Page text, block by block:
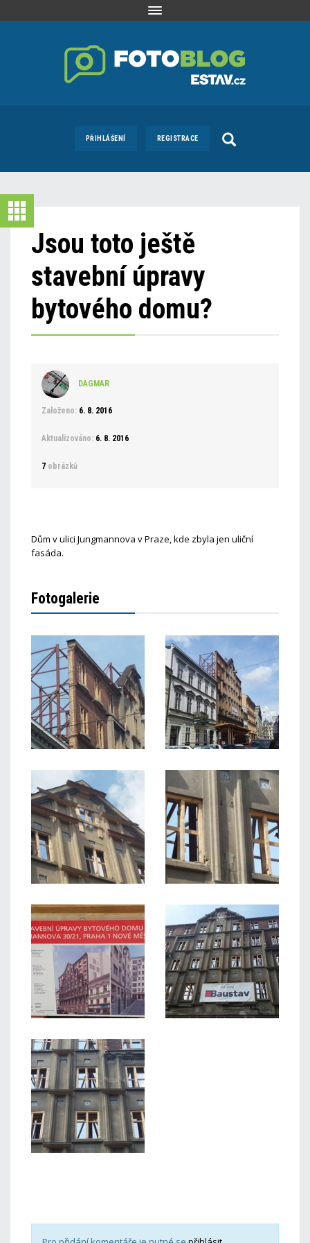
Toggle
PŘIHLÁŠENÍ REGISTRACE
Jsou toto ještě
stavební úpravy
bytového domu?
DAGMAR
Založeno: 6. 8. 2016
Aktualizováno: 6. 8. 2016
7 obrázků
Dům v ulici Jungmannova v Praze, kde zbyla jen uliční
fasáda.
Fotogalerie